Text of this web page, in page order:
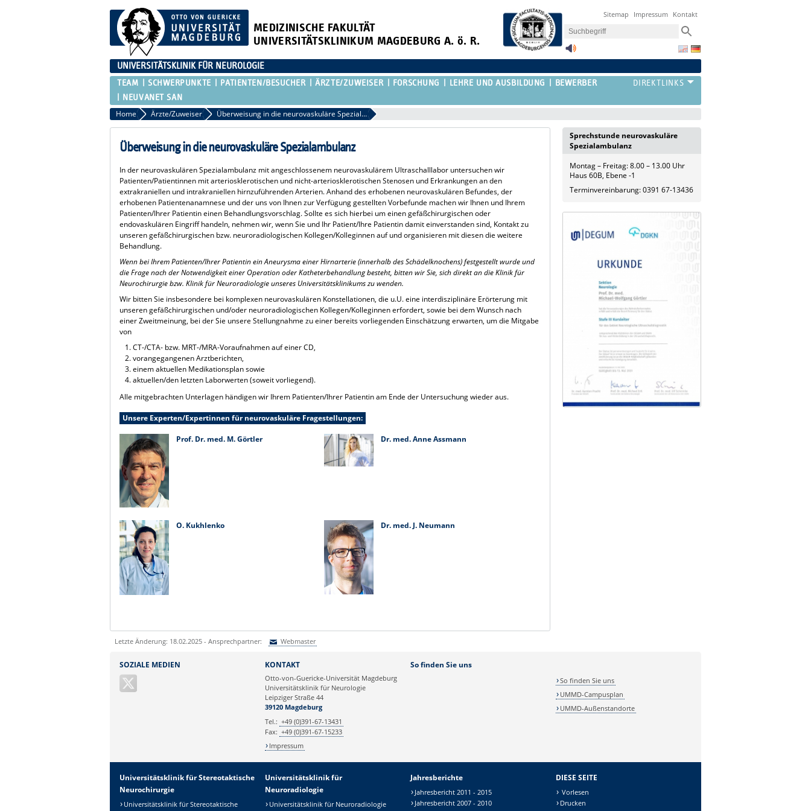
MEDIZINISCHE FAKULTÄT
UNIVERSITÄTSKLINIKUM MAGDEBURG A. ö. R.
Sitemap Impressum Kontakt
UNIVERSITÄTSKLINIK FÜR NEUROLOGIE
TEAM SCHWERPUNKTE PATIENTEN/BESUCHER ÄRZTE/ZUWEISER FORSCHUNG LEHRE UND AUSBILDUNG
BEWERBER
NEUVANET SAN
Home Ärzte/Zuweiser Überweisung in die neurovaskuläre Spezialambulanz
Überweisung in die neurovaskuläre Spezialambulanz
In der neurovaskulären Spezialambulanz mit angeschlossenem neurovaskulärem Ultraschalllabor untersuchen wir
Patienten/Patientinnen mit arteriosklerotischen und nicht-arteriosklerotischen Stenosen und Erkrankungen an den
extrakraniellen und intrakraniellen hirnzuführenden Arterien. Anhand des erhobenen neurovaskulären Befundes, der
erhobenen Patientenanamnese und der uns von Ihnen zur Verfügung gestellten Vorbefunde machen wir Ihnen und Ihrem
Patienten/Ihrer Patientin einen Behandlungsvorschlag. Sollte es sich hierbei um einen gefäßchirurgischen oder
endovaskulären Eingriff handeln, nehmen wir, wenn Sie und Ihr Patient/Ihre Patientin damit einverstanden sind, Kontakt zu
unseren gefäßchirurgischen bzw. neuroradiologischen Kollegen/Kolleginnen auf und organisieren mit diesen die weitere
Behandlung.
Wenn bei Ihrem Patienten/Ihrer Patientin ein Aneurysma einer Hirnarterie (innerhalb des Schädelknochens) festgestellt wurde und
die Frage nach der Notwendigkeit einer Operation oder Katheterbehandlung besteht, bitten wir Sie, sich direkt an die Klinik für
Neurochirurgie bzw. Klinik für Neuroradiologie unseres Universitätsklinikums zu wenden.
Wir bitten Sie insbesondere bei komplexen neurovaskulären Konstellationen, die u.U. eine interdisziplinäre Erörterung mit
unseren gefäßchirurgischen und/oder neuroradiologischen Kollegen/Kolleginnen erfordert, sowie bei dem Wunsch nach
einer Zweitmeinung, bei der Sie unsere Stellungnahme zu einer bereits vorliegenden Einschätzung erwarten, um die Mitgabe
von
CT-/CTA- bzw. MRT-/MRA-Voraufnahmen auf einer CD,
vorangegangenen Arztberichten,
einem aktuellen Medikationsplan sowie
aktuellen/den letzten Laborwerten (soweit vorliegend).
Alle mitgebrachten Unterlagen händigen wir Ihrem Patienten/Ihrer Patientin am Ende der Untersuchung wieder aus.
Unsere Experten/Expertinnen für neurovaskuläre Fragestellungen:
Prof. Dr. med. M. Görtler Dr. med. Anne Assmann
O. Kukhlenko Dr. med. J. Neumann
Sprechstunde neurovaskuläre
Spezialambulanz
Montag – Freitag: 8.00 – 13.00 Uhr
Haus 60B, Ebene -1
Terminvereinbarung: 0391 67-13436
Letzte Änderung: 18.02.2025 - Ansprechpartner: Webmaster
Ihre E-Mailadresse:
SOZIALE MEDIEN KONTAKT
Otto-von-Guericke-Universität Magdeburg
Universitätsklinik für Neurologie
Leipziger Straße 44
39120 Magdeburg
Tel.: +49 (0)391-67-13431
Fax: +49 (0)391-67-15233
Impressum
So finden Sie uns
So finden Sie uns
UMMD-Campusplan
UMMD-Außenstandorte
Universitätsklinik für Stereotaktische
Neurochirurgie
Universitätsklinik für Stereotaktische
Universitätsklinik für
Neuroradiologie
Universitätsklinik für Neuroradiologie
Jahresberichte
Jahresbericht 2011 - 2015
Jahresbericht 2007 - 2010
DIESE SEITE
Vorlesen
Drucken